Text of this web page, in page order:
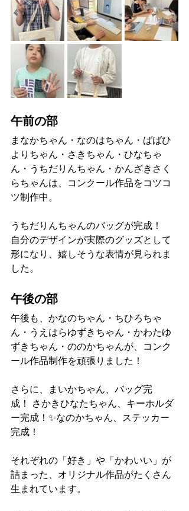
午前の部
まなかちゃん・なのはちゃん・ばばひ
よりちゃん・さきちゃん・ひなちゃ
ん・うちだりんちゃん・かんざきさく
らちゃんは、コンクール作品をコツコ
ツ制作中。
うちだりんちゃんのバッグが完成！
自分のデザインが実際のグッズとして
形になり、嬉しそうな表情が見られま
した。
午後の部
午後も、かなのちゃん・ちひろちゃ
ん・うえはらゆずきちゃん・かわたゆ
ずきちゃん・ののかちゃんが、コンク
ール作品制作を頑張りました！
さらに、まいかちゃん、バッグ完
成！ さかきひなたちゃん、キーホルダ
ー完成！✨なのかちゃん、ステッカー
完成！
それぞれの「好き」や「かわいい」が
詰まった、オリジナル作品がたくさん
生まれています。